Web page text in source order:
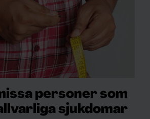
personer som
sjukdomar